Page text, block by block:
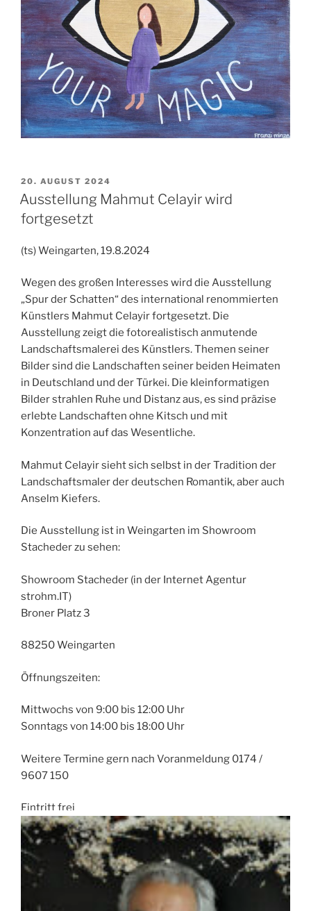
VERÖFFENTLICHT
AM
20. AUGUST 2024
Ausstellung Mahmut Celayir wird
fortgesetzt
(ts) Weingarten, 19.8.2024
Wegen des großen Interesses wird die Ausstellung
„Spur der Schatten“ des international renommierten
Künstlers Mahmut Celayir fortgesetzt. Die
Ausstellung zeigt die fotorealistisch anmutende
Landschaftsmalerei des Künstlers. Themen seiner
Bilder sind die Landschaften seiner beiden Heimaten
in Deutschland und der Türkei. Die kleinformatigen
Bilder strahlen Ruhe und Distanz aus, es sind präzise
erlebte Landschaften ohne Kitsch und mit
Konzentration auf das Wesentliche.
Mahmut Celayir sieht sich selbst in der Tradition der
Landschaftsmaler der deutschen Romantik, aber auch
Anselm Kiefers.
Die Ausstellung ist in Weingarten im Showroom
Stacheder zu sehen:
Showroom Stacheder (in der Internet Agentur
strohm.IT)
Broner Platz 3
88250 Weingarten
Öffnungszeiten:
Mittwochs von 9:00 bis 12:00 Uhr
Sonntags von 14:00 bis 18:00 Uhr
Weitere Termine gern nach Voranmeldung 0174 /
9607 150
Eintritt frei